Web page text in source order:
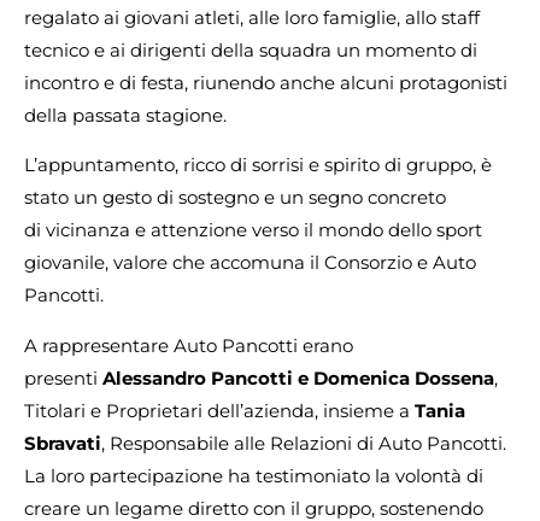
regalato ai giovani atleti, alle loro famiglie, allo staff
tecnico e ai dirigenti della squadra un momento di
incontro e di festa, riunendo anche alcuni protagonisti
della passata stagione.
L’appuntamento, ricco di sorrisi e spirito di gruppo, è
stato un gesto di sostegno e un segno concreto
di vicinanza e attenzione verso il mondo dello sport
giovanile, valore che accomuna il Consorzio e Auto
Pancotti.
A rappresentare Auto Pancotti erano
presenti Alessandro Pancotti e Domenica Dossena,
Titolari e Proprietari dell’azienda, insieme a Tania
Sbravati, Responsabile alle Relazioni di Auto Pancotti.
La loro partecipazione ha testimoniato la volontà di
creare un legame diretto con il gruppo, sostenendo